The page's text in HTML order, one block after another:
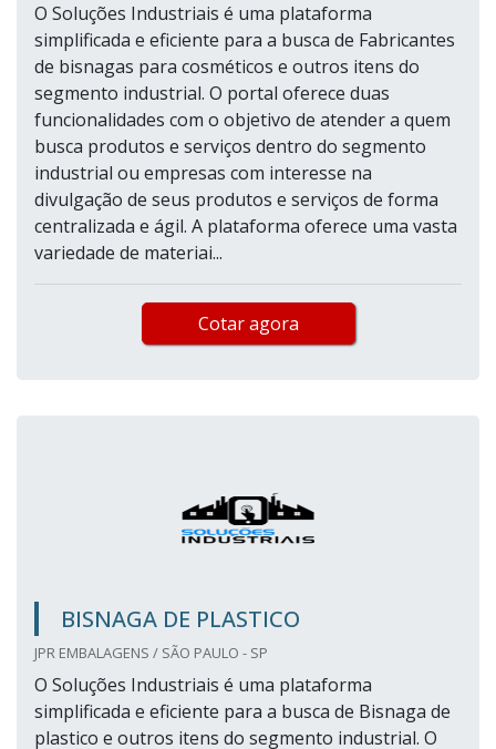
O Soluções Industriais é uma plataforma
simplificada e eficiente para a busca de Fabricantes
de bisnagas para cosméticos e outros itens do
segmento industrial. O portal oferece duas
funcionalidades com o objetivo de atender a quem
busca produtos e serviços dentro do segmento
industrial ou empresas com interesse na
divulgação de seus produtos e serviços de forma
centralizada e ágil. A plataforma oferece uma vasta
variedade de materiai...
Cotar agora
BISNAGA DE PLASTICO
JPR EMBALAGENS / SÃO PAULO - SP
O Soluções Industriais é uma plataforma
simplificada e eficiente para a busca de Bisnaga de
plastico e outros itens do segmento industrial. O